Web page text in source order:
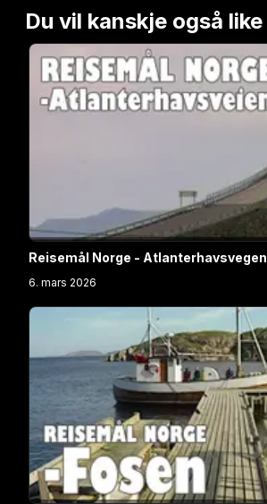
Du vil kanskje også like
Reisemål Norge - Atlanterhavsvegen
6. mars 2026